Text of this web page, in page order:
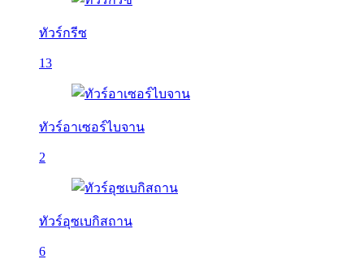
ทัวร์กรีซ
13
ทัวร์อาเซอร์ไบจาน
2
ทัวร์อุซเบกิสถาน
6